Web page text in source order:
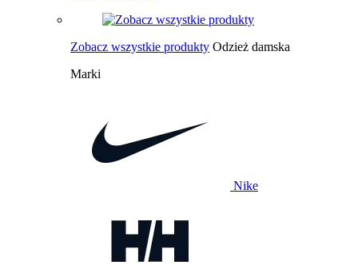
Zobacz wszystkie produkty Odzież damska
Marki
Nike